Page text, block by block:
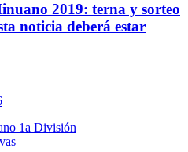
2019: terna y sorteo
noticia deberá estar
1a División